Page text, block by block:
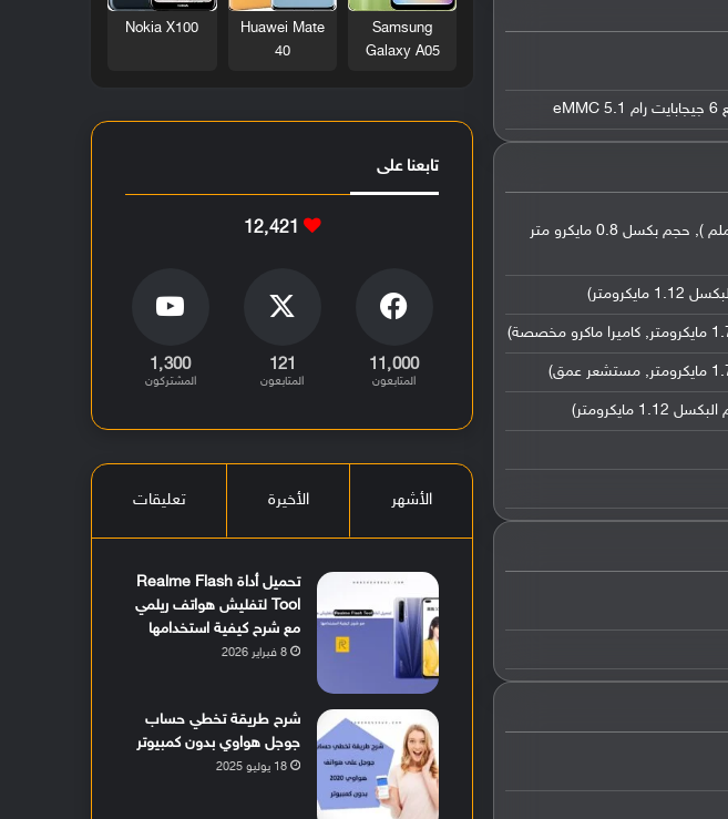
عدسة واسعة بدقة 48 ميجابكسل ( فتحة عدسة f/2.0, حجم مستشعر 1/2.0" ( 26 ملم ), حجم بكسل 0.8 مايكرو متر
Samsung
Galaxy A05
Huawei Mate
40
Nokia X100
تابعنا على
12٬421
11٬000
المتابعون
121
المتابعون
1٬300
المشتركون
الأشهر الأخيرة تعليقات
تحميل أداة Realme Flash
Tool لتفليش هواتف ريلمي
مع شرح كيفية استخدامها
8 فبراير 2026
شرح طريقة تخطي حساب
جوجل هواوي بدون كمبيوتر
18 يوليو 2025